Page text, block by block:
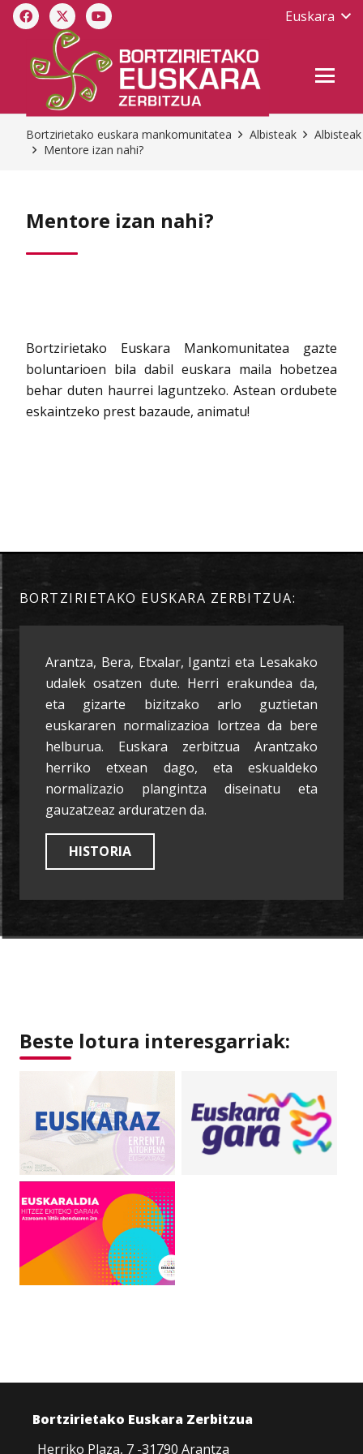
Euskara
Bortzirietako euskara mankomunitatea Albisteak
Albisteak
Mentore izan nahi?
Mentore izan nahi?
Bortzirietako Euskara Mankomunitatea gazte
boluntarioen bila dabil euskara maila hobetzea
behar duten haurrei laguntzeko. Astean ordubete
eskaintzeko prest bazaude, animatu!
BORTZIRIETAKO EUSKARA ZERBITZUA:
Arantza, Bera, Etxalar, Igantzi eta Lesakako
udalek osatzen dute. Herri erakundea da,
eta gizarte bizitzako arlo guztietan
euskararen normalizazioa lortzea da bere
helburua. Euskara zerbitzua Arantzako
herriko etxean dago, eta eskualdeko
normalizazio plangintza diseinatu eta
gauzatzeaz arduratzen da.
HISTORIA
Beste lotura interesgarriak:
Bortzirietako Euskara Zerbitzua
Herriko Plaza, 7 -31790 Arantza